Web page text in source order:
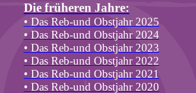
Die früheren Jahre:
• Das Reb-und Obstjahr 2025
• Das Reb-und Obstjahr 2024
• Das Reb-und Obstjahr 2023
• Das Reb-und Obstjahr 2022
• Das Reb-und Obstjahr 2021
• Das Reb-und Obstjahr 2020